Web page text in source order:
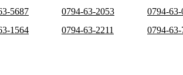
5687
0794-63-2053 0794-63-
1564
0794-63-2211 0794-